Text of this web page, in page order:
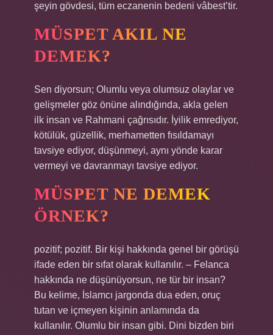
şeyin gövdesi, tüm eczanenin bedeni vâbest’tir.
MÜSPET AKIL NE
DEMEK?
Sen diyorsun; Olumlu veya olumsuz olaylar ve
gelişmeler göz önüne alındığında, akla gelen
ilk insan ve Rahmani çağrısıdır. İyilik emrediyor,
kötülük, güzellik, merhametten fısıldamayı
tavsiye ediyor, düşünmeyi, aynı yönde karar
vermeyi ve davranmayı tavsiye ediyor.
MÜSPET NE DEMEK
ÖRNEK?
pozitif; pozitif. Bir kişi hakkında genel bir görüşü
ifade eden bir sıfat olarak kullanılır. – Felanca
hakkında ne düşünüyorsun, ne tür bir insan?
Bu kelime, İslamcı jargonda dua eden, oruç
tutan ve içmeyen kişinin anlamında da
kullanılır. Olumlu bir insan gibi. Dini bizden biri